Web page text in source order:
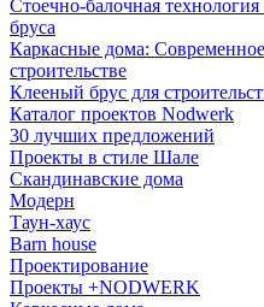
Стоечно-балочная технология
бруса
Каркасные дома:
строительстве
Клееный брус для
Каталог проектов Nodwerk
30 лучших предложений
Проекты в стиле Шале
Скандинавские дома
Модерн
Таун-хаус
Barn house
Проектирование
Проекты +NODWERK